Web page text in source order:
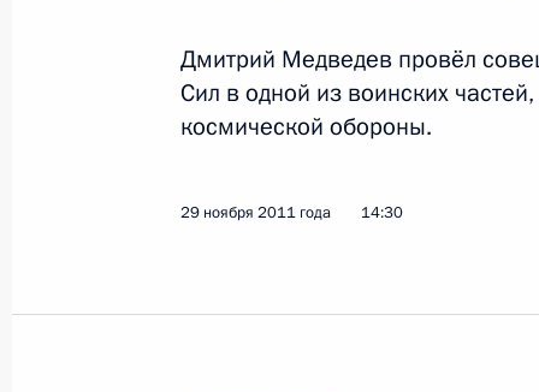
Совещания, заседания, рабочие встречи
Речи и обращения
Дмитрий Медведев провёл
Сил в одной из воинских
космической обороны.
29 ноября 2011 года 14:30